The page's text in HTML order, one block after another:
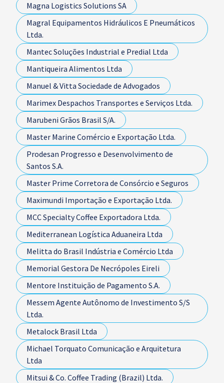
Magna Logistics Solutions SA
Magral Equipamentos Hidráulicos E Pneumáticos
Ltda.
Mantec Soluções Industrial e Predial Ltda
Mantiqueira Alimentos Ltda
Manuel & Vitta Sociedade de Advogados
Marimex Despachos Transportes e Serviços Ltda.
Marubeni Grãos Brasil S/A.
Master Marine Comércio e Exportação Ltda.
Prodesan Progresso e Desenvolvimento de
Santos S.A.
Master Prime Corretora de Consórcio e Seguros
Maximundi Importação e Exportação Ltda.
MCC Specialty Coffee Exportadora Ltda.
Mediterranean Logística Aduaneira Ltda
Melitta do Brasil Indústria e Comércio Ltda
Memorial Gestora De Necrópoles Eireli
Mentore Instituição de Pagamento S.A.
Messem Agente Autônomo de Investimento S/S
Ltda.
Metalock Brasil Ltda
Michael Torquato Comunicação e Arquitetura
Ltda
Mitsui & Co. Coffee Trading (Brazil) Ltda.